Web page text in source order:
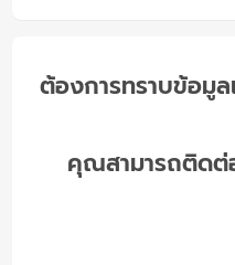
ต้องการทราบข้อมู
คุณสามารถติดต่